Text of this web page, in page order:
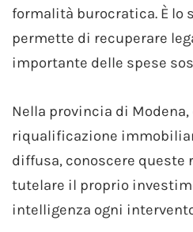
formalità burocratica. È lo
permette di recuperare
importante delle spese
Nella provincia di Modena,
riqualificazione
diffusa, conoscere queste
tutelare il proprio
intelligenza ogni